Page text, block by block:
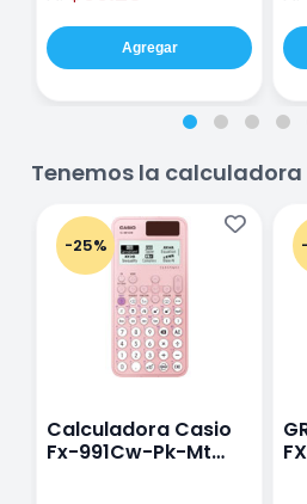
Agregar
Tenemos la
-25%
Calculadora Casio
Fx-991Cw-Pk-Mt